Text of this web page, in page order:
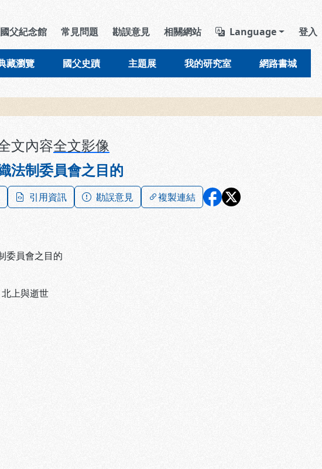
導覽列區塊
父紀念館 常見問題 勘誤意見 相關網站 Language 登入
藏瀏覽 國父史蹟 主題展 我的研究室 網路書城
文內容全文影像
法制委員會之目的
引用資訊 勘誤意見 複製連結
委員會之目的
北上與逝世